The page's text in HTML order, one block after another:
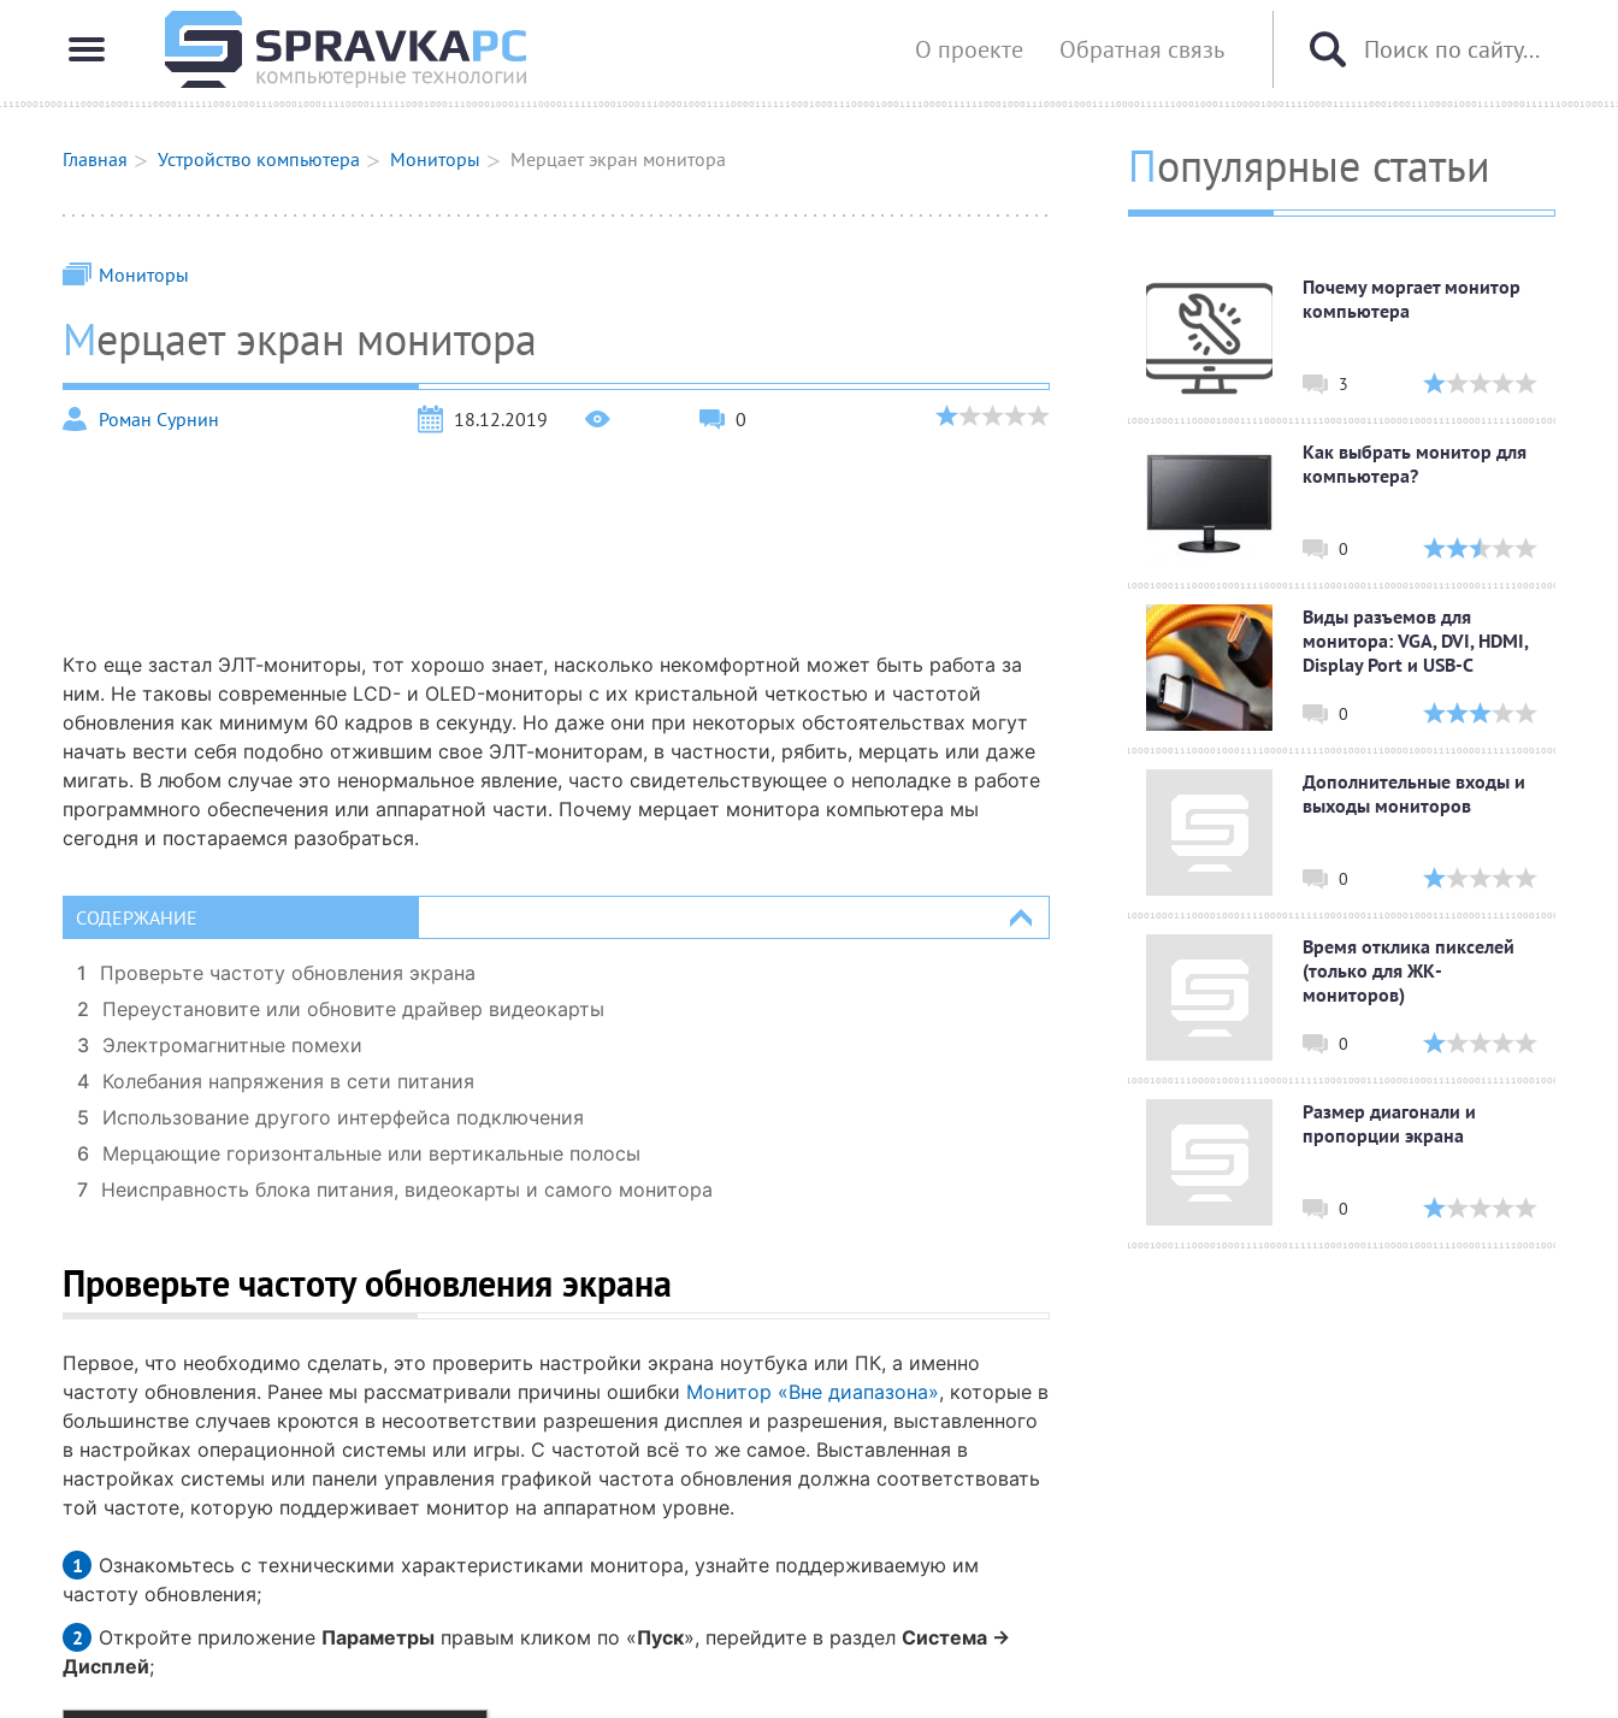
О проекте Обратная связь
Главная Устройство компьютера Мониторы Мерцает экран монитора
Мониторы
Мерцает экран монитора
Роман Сурнин 18.12.2019 0
Кто еще застал ЭЛТ-мониторы, тот хорошо знает, насколько некомфортной может быть работа за
ним. Не таковы современные LCD- и OLED-мониторы с их кристальной четкостью и частотой
обновления как минимум 60 кадров в секунду. Но даже они при некоторых обстоятельствах могут
начать вести себя подобно отжившим свое ЭЛТ-мониторам, в частности, рябить, мерцать или даже
мигать. В любом случае это ненормальное явление, часто свидетельствующее о неполадке в работе
программного обеспечения или аппаратной части. Почему мерцает монитора компьютера мы
сегодня и постараемся разобраться.
СОДЕРЖАНИЕ
1
Проверьте частоту обновления экрана
2
Переустановите или обновите драйвер видеокарты
3 Электромагнитные помехи
4 Колебания напряжения в сети питания
5
Использование другого интерфейса подключения
6
Мерцающие горизонтальные или вертикальные полосы
7 Неисправность блока питания, видеокарты и самого монитора
Проверьте частоту обновления экрана
Первое, что необходимо сделать, это проверить настройки экрана ноутбука или ПК, а именно
частоту обновления. Ранее мы рассматривали причины ошибки Монитор «Вне диапазона», которые в
большинстве случаев кроются в несоответствии разрешения дисплея и разрешения, выставленного
в настройках операционной системы или игры. С частотой всё то же самое. Выставленная в
настройках системы или панели управления графикой частота обновления должна соответствовать
той частоте, которую поддерживает монитор на аппаратном уровне.
Ознакомьтесь с техническими характеристиками монитора, узнайте поддерживаемую им
частоту обновления;
Откройте приложение Параметры правым кликом по «Пуск», перейдите в раздел Система →
Дисплей;
Популярные статьи
Почему моргает монитор
компьютера
3
Как выбрать монитор для
компьютера?
0
Виды разъемов для
монитора: VGA, DVI, HDMI,
Display Port и USB-C
0
Дополнительные входы и
выходы мониторов
0
Время отклика пикселей
(только для ЖК-
мониторов)
0
Размер диагонали и
пропорции экрана
0